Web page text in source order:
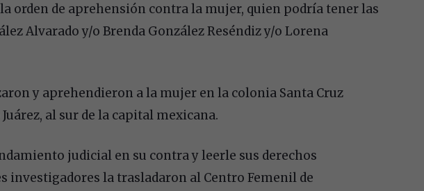
orden de aprehensión contra la mujer, quien podría tener las
Alvarado y/o Brenda González Reséndiz y/o Lorena
y aprehendieron a la mujer en la colonia Santa Cruz
al sur de la capital mexicana.
judicial en su contra y leerle sus derechos
investigadores la trasladaron al Centro Femenil de